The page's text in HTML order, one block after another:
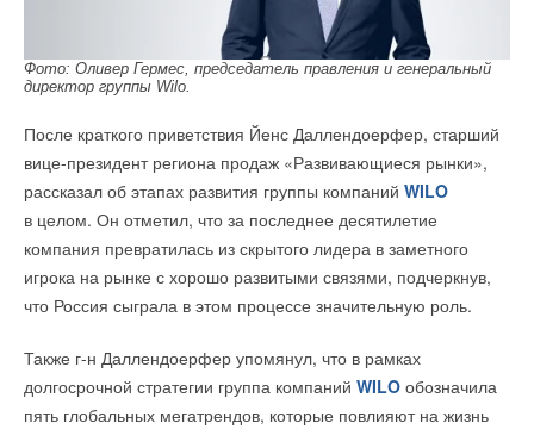
Фото: Оливер Гермес, председатель правления и генеральный
директор группы Wilo.
После краткого приветствия Йенс Даллендоерфер, старший
вице-президент региона продаж «Развивающиеся рынки»,
рассказал об этапах развития группы компаний WILO
в целом. Он отметил, что за последнее десятилетие
компания превратилась из скрытого лидера в заметного
игрока на рынке с хорошо развитыми связями, подчеркнув,
что Россия сыграла в этом процессе значительную роль.
Также г-н Даллендоерфер упомянул, что в рамках
долгосрочной стратегии группа компаний WILO обозначила
пять глобальных мегатрендов, которые повлияют на жизнь
при которой учитывается только выручка от продаж
автомобилей, поможет концерну к 2023 году увеличить
операционную маржу с 4% до 8%.
Читайте по теме:
для электроавтомобилей
→
НОВОСТИ СОК 3 ИЮЛЯ 2026
Эксперты WEF: готовность стран к энергопереходу
снизилась впервые за 10 лет
НОВОСТИ СОК 25 ИЮНЯ 2026
В этой теме еще нет комментариев
Ваше имя *
Ваш E-mail *
Текст комментария